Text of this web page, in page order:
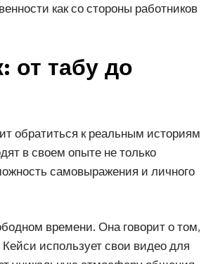
как со стороны работников
от табу до
обратиться к реальным историям
в своем опыте не только
самовыражения и личного
времени. Она говорит о том,
использует свои видео для